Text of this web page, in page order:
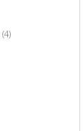
(4)